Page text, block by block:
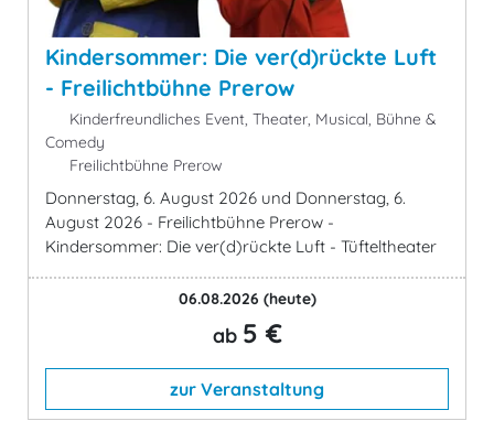
Kindersommer: Die ver(d)rückte Luft
- Freilichtbühne Prerow
Kinderfreundliches Event, Theater, Musical, Bühne &
Comedy
Freilichtbühne Prerow
Donnerstag, 6. August 2026 und Donnerstag, 6.
August 2026 - Freilichtbühne Prerow -
Kindersommer: Die ver(d)rückte Luft - Tüfteltheater
06.08.2026 (heute)
ab 5 €
zur Veranstaltung